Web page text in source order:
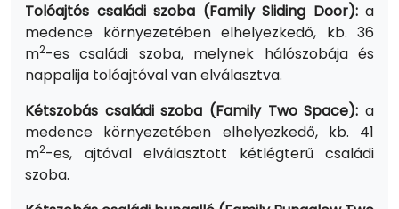
Tolóajtós családi szoba (Family Sliding Door):a
medence környezetében elhelyezkedő, kb. 36
m2-es családi szoba, melynek hálószobája és
nappalija tolóajtóval van elválasztva.
Kétszobás családi szoba (Family Two Space): a
medence környezetében elhelyezkedő, kb. 41
m2-es, ajtóval elválasztott kétlégterű családi
szoba.